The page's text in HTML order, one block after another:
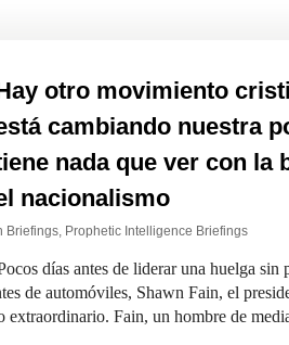
otro movimiento
cambiando nuestra
nada que ver con la
nacionalismo
Briefings, Prophetic Intelligence Briefings
días antes de liderar una huelga sin
de automóviles, Shawn Fain, el
Fain, un hombre de